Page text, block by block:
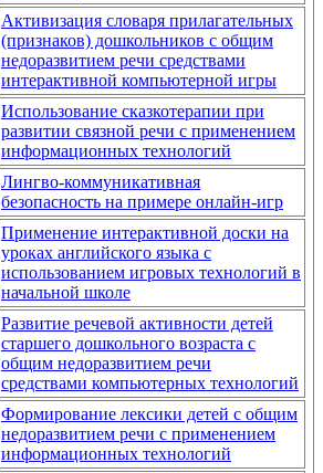
Активизация словаря прилагательных
(признаков) дошкольников с общим
недоразвитием речи средствами
интерактивной компьютерной игры
Использование сказкотерапии при
развитии связной речи с применением
информационных технологий
Лингво-коммуникативная
безопасность на примере онлайн-игр
Применение интерактивной доски на
уроках английского языка с
использованием игровых технологий в
начальной школе
Развитие речевой активности детей
старшего дошкольного возраста с
общим недоразвитием речи
средствами компьютерных технологий
Формирование лексики детей с общим
недоразвитием речи с применением
информационных технологий